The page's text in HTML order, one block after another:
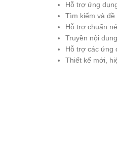
Hỗ trợ ứng
Tìm kiếm và
Hỗ trợ chuẩn
Truyền nội
Hỗ trợ các ứng
Thiết kế mới,